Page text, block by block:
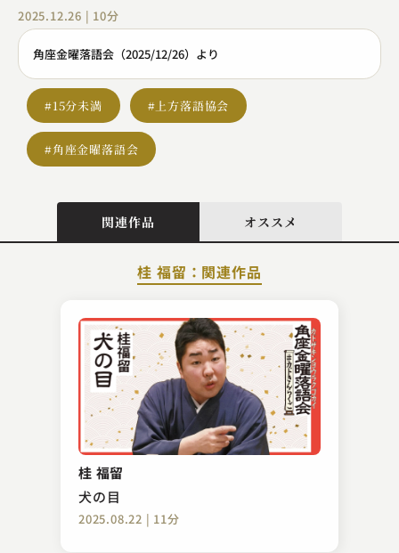
2025.12.26 | 10分
角座金曜落語会（2025/12/26）より
#15分未満 #上方落語協会
#角座金曜落語会
関連作品 オススメ
桂 福留：関連作品
桂 福留
犬の目
2025.08.22 | 11分
春風亭 正朝
狸札
2023.07.11 | 12分